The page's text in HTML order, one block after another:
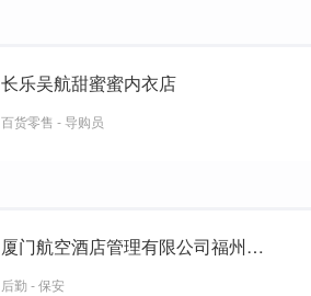
长乐吴航甜蜜蜜内衣店
百货零售 - 导购员
厦门航空酒店管理有限公司福州分公司
后勤 - 保安